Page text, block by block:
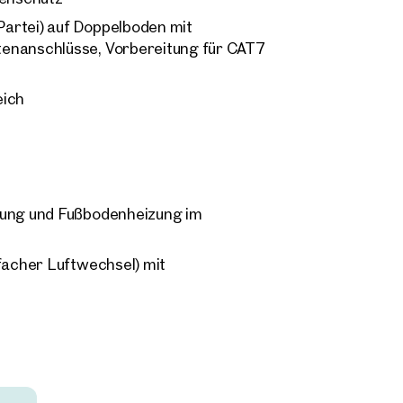
auf Doppelboden mit
Vorbereitung für CAT7
und Fußbodenheizung im
Luftwechsel) mit